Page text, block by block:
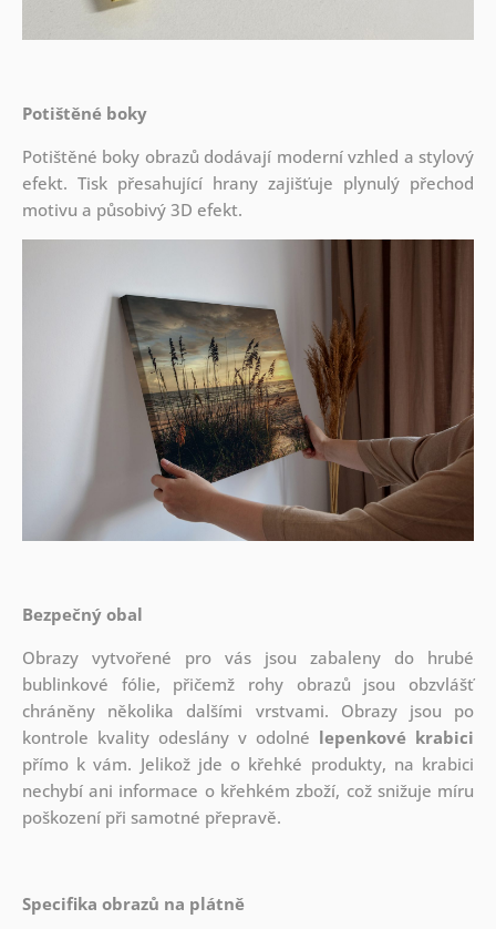
Potištěné boky
Potištěné boky obrazů dodávají moderní vzhled a stylový
efekt. Tisk přesahující hrany zajišťuje plynulý přechod
motivu a působivý 3D efekt.
Bezpečný obal
Obrazy vytvořené pro vás jsou zabaleny do hrubé
bublinkové fólie, přičemž rohy obrazů jsou obzvlášť
chráněny několika dalšími vrstvami. Obrazy jsou po
kontrole kvality odeslány v odolné lepenkové krabici
přímo k vám. Jelikož jde o křehké produkty, na krabici
nechybí ani informace o křehkém zboží, což snižuje míru
poškození při samotné přepravě.
Specifika obrazů na plátně